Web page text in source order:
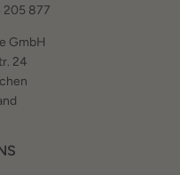
205 877
GmbH
24